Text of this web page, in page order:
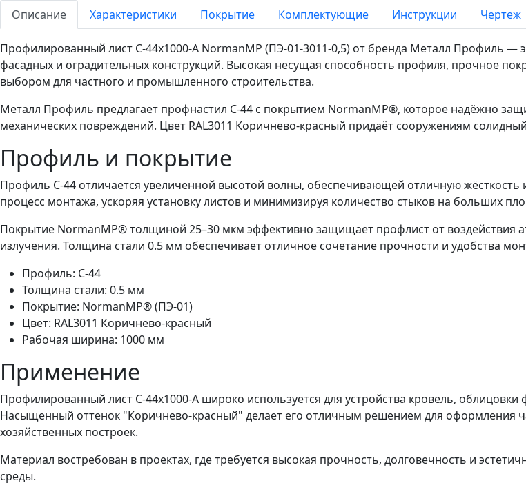
Описание
Характеристики Покрытие Комплектующие Инструкции Чертеж
Профилированный лист С-44x1000-A NormanMP (ПЭ-01-3011-0,5) от бренда Металл Профиль —
фасадных и оградительных конструкций. Высокая несущая способность профиля, прочное
выбором для частного и промышленного строительства.
Металл Профиль предлагает профнастил С-44 с покрытием NormanMP®, которое надёжно
механических повреждений. Цвет RAL3011 Коричнево-красный придаёт сооружениям
Профиль и покрытие
Профиль С-44 отличается увеличенной высотой волны, обеспечивающей отличную
процесс монтажа, ускоряя установку листов и минимизируя количество стыков на больших
Покрытие NormanMP® толщиной 25–30 мкм эффективно защищает профлист от воздействия
излучения. Толщина стали 0.5 мм обеспечивает отличное сочетание прочности и удобства
Профиль: С-44
Толщина стали: 0.5 мм
Покрытие: NormanMP® (ПЭ-01)
Цвет: RAL3011 Коричнево-красный
Рабочая ширина: 1000 мм
Применение
Профилированный лист С-44x1000-A широко используется для устройства кровель, облицовки
Насыщенный оттенок "Коричнево-красный" делает его отличным решением для оформления
хозяйственных построек.
Материал востребован в проектах, где требуется высокая прочность, долговечность и
среды.